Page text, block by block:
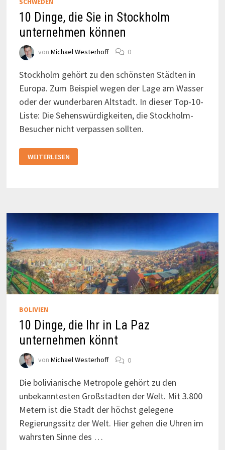
10 Dinge, die Sie in Stockholm
unternehmen können
von Michael Westerhoff 0
Stockholm gehört zu den schönsten Städten in
Europa. Zum Beispiel wegen der Lage am Wasser
oder der wunderbaren Altstadt. In dieser Top-10-
Liste: Die Sehenswürdigkeiten, die Stockholm-
Besucher nicht verpassen sollten.
DINGE,
DIE
WEITERLESEN
BOLIVIEN
10 Dinge, die Ihr in La Paz
unternehmen könnt
von Michael Westerhoff 0
Die bolivianische Metropole gehört zu den
unbekanntesten Großstädten der Welt. Mit 3.800
Metern ist die Stadt der höchst gelegene
Regierungssitz der Welt. Hier gehen die Uhren im
wahrsten Sinne des …